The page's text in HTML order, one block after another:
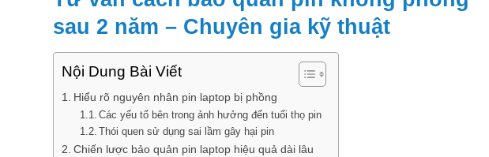
sau 2 năm – Chuyên gia kỹ thuật
Nội Dung Bài Viết
Hiểu rõ nguyên nhân pin laptop bị phồng
Các yếu tố bên trong ảnh hưởng đến tuổi thọ pin
Thói quen sử dụng sai lầm gây hại pin
Chiến lược bảo quản pin laptop hiệu quả dài lâu